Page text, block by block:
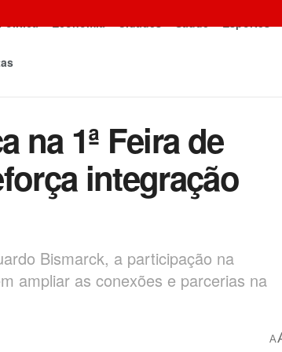
na 1ª Feira de
integração
Bismarck, a participação na
ampliar as conexões e parcerias na
A